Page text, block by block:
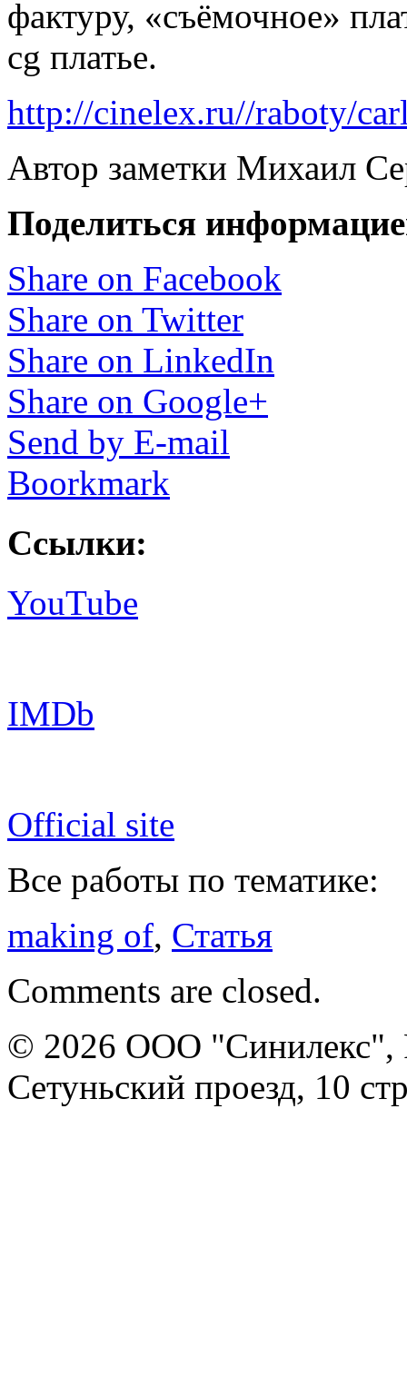
фактуру, «съёмочное»
cg платье.
http://cinelex.ru//raboty/
Автор заметки Михаил
Поделиться
Share on Facebook
Share on Twitter
Share on LinkedIn
Share on Google+
Send by E-mail
Boorkmark
Ссылки:
YouTube
IMDb
Official site
Все работы по тематике:
making of, Статья
Comments are closed.
© 2026 ООО "Синилекс",
Сетуньский проезд, 10